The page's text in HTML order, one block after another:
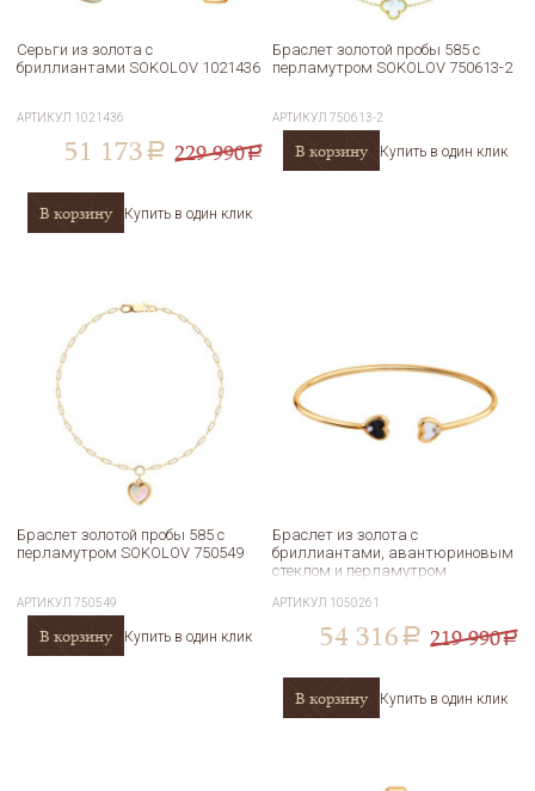
Серьги из золота с
бриллиантами SOKOLOV 1021436
АРТИКУЛ 1021436
51 173 a 229 990a
В корзину Купить в один клик
Браслет золотой пробы 585 с
перламутром SOKOLOV 750613-2
АРТИКУЛ750613-2
В корзину Купить в один клик
Браслет золотой пробы 585 с
перламутром SOKOLOV 750549
АРТИКУЛ 750549
В корзину Купить в один клик
Браслет из золота с
бриллиантами, авантюриновым
стеклом и перламутром
АРТИКУЛ 1050261
54 316 a 219 990a
В корзину Купить в один клик